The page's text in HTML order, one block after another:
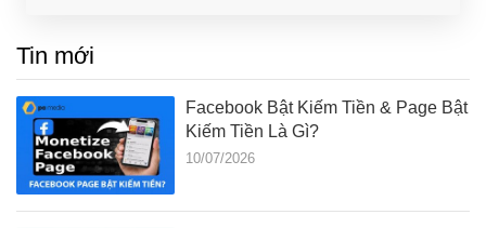
Tin mới
Facebook Bật Kiếm Tiền & Page Bật
Kiếm Tiền Là Gì?
10/07/2026